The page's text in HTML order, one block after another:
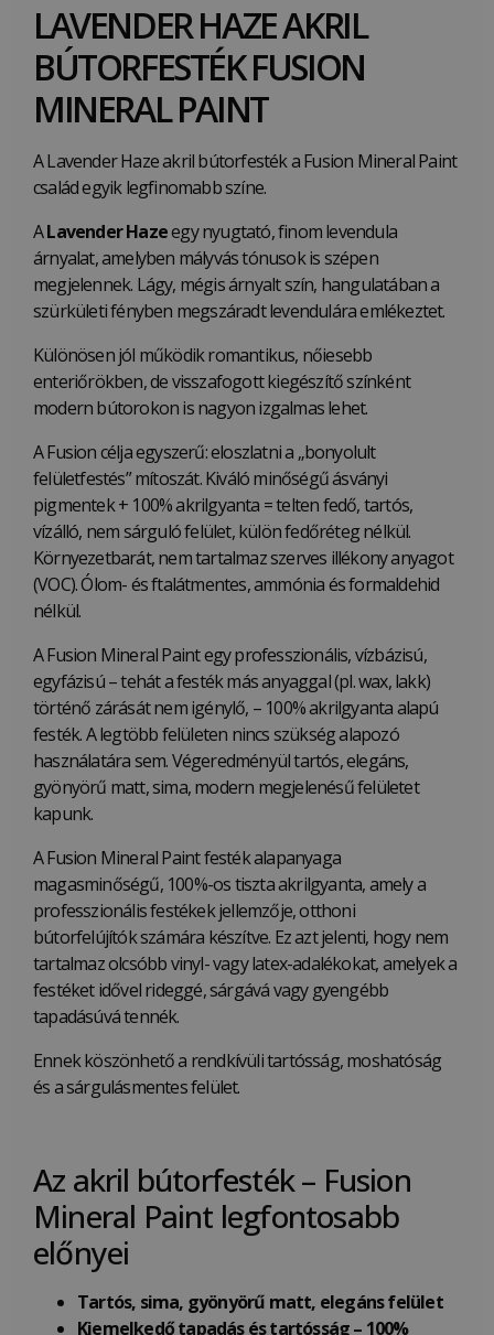
LAVENDER HAZE AKRIL
BÚTORFESTÉK FUSION
MINERAL PAINT
A Lavender Haze akril bútorfesték a Fusion Mineral Paint
család egyik legfinomabb színe.
ALavender Hazeegy nyugtató, finom levendula
árnyalat, amelyben mályvás tónusok is szépen
megjelennek. Lágy, mégis árnyalt szín, hangulatában a
szürkületi fényben megszáradt levendulára emlékeztet.
Különösen jól működik romantikus, nőiesebb
enteriőrökben, de visszafogott kiegészítő színként
modern bútorokon is nagyon izgalmas lehet.
A Fusion célja egyszerű: eloszlatni a „bonyolult
felületfestés” mítoszát. Kiváló minőségű ásványi
pigmentek + 100% akrilgyanta = telten fedő, tartós,
vízálló, nem sárguló felület, külön fedőréteg nélkül.
Környezetbarát, nem tartalmaz szerves illékony anyagot
(VOC). Ólom- és ftalátmentes, ammónia és formaldehid
nélkül.
A Fusion Mineral Paint egy professzionális, vízbázisú,
egyfázisú – tehát a festék más anyaggal (pl. wax, lakk)
történő zárását nem igénylő, – 100% akrilgyanta alapú
festék. A legtöbb felületen nincs szükség alapozó
használatára sem. Végeredményül tartós, elegáns,
gyönyörű matt, sima, modern megjelenésű felületet
kapunk.
A Fusion Mineral Paint festék alapanyaga
magasminőségű, 100%-os tiszta akrilgyanta, amely a
professzionális festékek jellemzője, otthoni
bútorfelújítók számára készítve. Ez azt jelenti, hogy nem
tartalmaz olcsóbb vinyl- vagy latex-adalékokat, amelyek a
festéket idővel rideggé, sárgává vagy gyengébb
tapadásúvá tennék.
Ennek köszönhető a rendkívüli tartósság, moshatóság
és a sárgulásmentes felület.
Az akril bútorfesték – Fusion
Mineral Paint legfontosabb
előnyei
Tartós, sima, gyönyörű matt, elegánsfelület
Kiemelkedő tapadás és tartósság – 100%